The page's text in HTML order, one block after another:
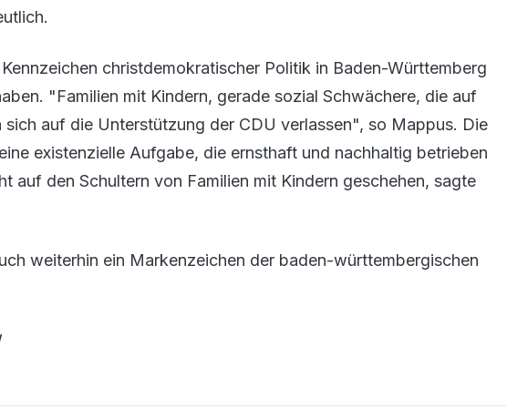
christdemokratischer Politik in Baden-Württemberg
"Familien mit Kindern, gerade sozial Schwächere, die auf
sich auf die Unterstützung der CDU verlassen", so Mappus. Die
existenzielle Aufgabe, die ernsthaft und nachhaltig betrieben
auf den Schultern von Familien mit Kindern geschehen, sagte
weiterhin ein Markenzeichen der baden-württembergischen